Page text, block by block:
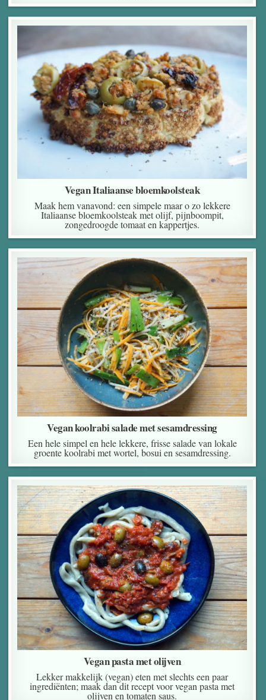
Vegan Italiaanse bloemkoolsteak
Maak hem vanavond: een simpele maar o zo lekkere
Italiaanse bloemkoolsteak met olijf, pijnboompit,
zongedroogde tomaat en kappertjes.
Vegan koolrabi salade met sesamdressing
Een hele simpel en hele lekkere, frisse salade van lokale
groente koolrabi met wortel, bosui en sesamdressing.
Vegan pasta met olijven
Lekker makkelijk (vegan) eten met slechts een paar
ingrediënten; maak dan dit recept voor vegan pasta met
olijven en tomaten saus.